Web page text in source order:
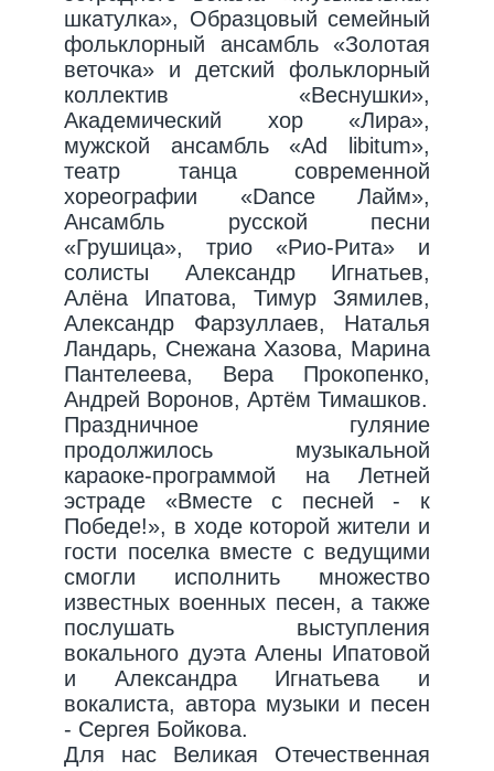
шкатулка», Образцовый семейный
фольклорный ансамбль «Золотая
веточка» и детский фольклорный
коллектив «Веснушки»,
Академический хор «Лира»,
мужской ансамбль «Аd libitum»,
театр танца современной
хореографии «Dance Лайм»,
Ансамбль русской песни
«Грушица», трио «Рио-Рита» и
солисты Александр Игнатьев,
Алёна Ипатова, Тимур Зямилев,
Александр Фарзуллаев, Наталья
Ландарь, Снежана Хазова, Марина
Пантелеева, Вера Прокопенко,
Андрей Воронов, Артём Тимашков.
Праздничное гуляние
продолжилось музыкальной
караоке-программой на Летней
эстраде «Вместе с песней - к
Победе!», в ходе которой жители и
гости поселка вместе с ведущими
смогли исполнить множество
известных военных песен, а также
послушать выступления
вокального дуэта Алены Ипатовой
и Александра Игнатьева и
вокалиста, автора музыки и песен
- Сергея Бойкова.
Для нас Великая Отечественная